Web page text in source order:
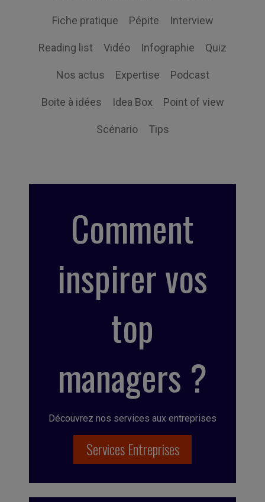
Fiche pratique Pépite Interview
Reading list Vidéo Infographie Quiz
Nos actus Expertise Podcast
Boite à idées Idea Box Point of view
Scénario Tips
Comment
inspirer vos
top
managers ?
Découvrez nos services aux entreprises
Services Entreprises